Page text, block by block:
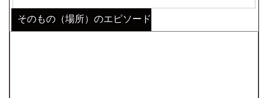
そのもの（場所）のエピソード